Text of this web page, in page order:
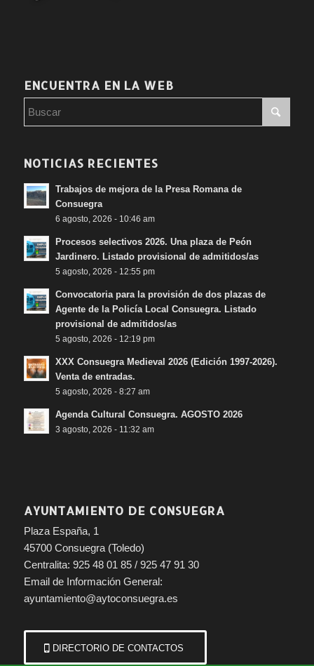
ENCUENTRA EN LA WEB
NOTICIAS RECIENTES
Trabajos de mejora de la Presa Romana de
Consuegra
6 agosto, 2026 - 10:46 am
Procesos selectivos 2026. Una plaza de Peón
Jardinero. Listado provisional de admitidos/as
5 agosto, 2026 - 12:55 pm
Convocatoria para la provisión de dos plazas de
Agente de la Policía Local Consuegra. Listado
provisional de admitidos/as
5 agosto, 2026 - 12:19 pm
XXX Consuegra Medieval 2026 (Edición 1997-2026).
Venta de entradas.
5 agosto, 2026 - 8:27 am
Agenda Cultural Consuegra. AGOSTO 2026
3 agosto, 2026 - 11:32 am
AYUNTAMIENTO DE CONSUEGRA
Plaza España, 1
45700 Consuegra (Toledo)
Centralita: 925 48 01 85 / 925 47 91 30
Email de Información General:
ayuntamiento@aytoconsuegra.es
DIRECTORIO DE CONTACTOS